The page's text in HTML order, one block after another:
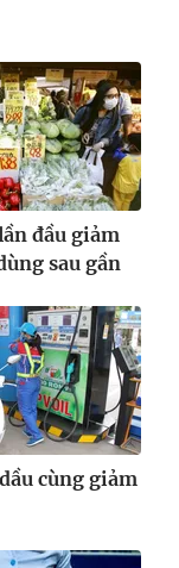
có sự chấp
phát hành lại
đầu giảm
sau gần
cùng giảm